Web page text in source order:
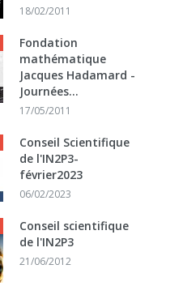
18/02/2011
Fondation
mathématique
Jacques Hadamard -
Journées...
17/05/2011
Conseil Scientifique
de l'IN2P3-
février2023
06/02/2023
Conseil scientifique
de l'IN2P3
21/06/2012